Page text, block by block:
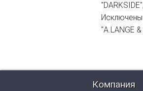
"A.LANGE &
Компания